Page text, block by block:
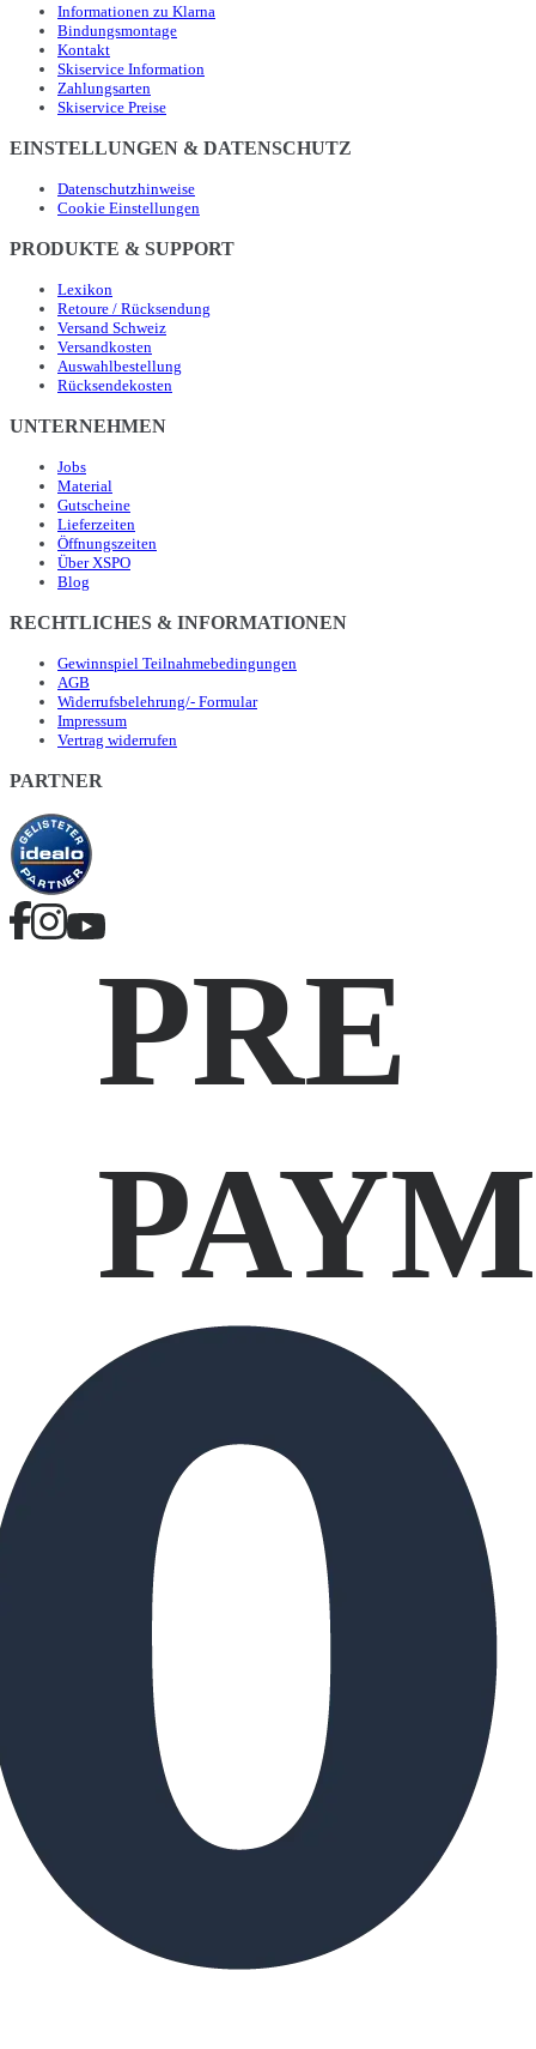
Informationen zu Klarna
Bindungsmontage
Kontakt
Skiservice Information
Zahlungsarten
Skiservice Preise
EINSTELLUNGEN & DATENSCHUTZ
Datenschutzhinweise
Cookie Einstellungen
PRODUKTE & SUPPORT
Lexikon
Retoure / Rücksendung
Versand Schweiz
Versandkosten
Auswahlbestellung
Rücksendekosten
UNTERNEHMEN
Jobs
Material
Gutscheine
Lieferzeiten
Öffnungszeiten
Über XSPO
Blog
RECHTLICHES & INFORMATIONEN
Gewinnspiel Teilnahmebedingungen
AGB
Widerrufsbelehrung/- Formular
Impressum
Vertrag widerrufen
PARTNER